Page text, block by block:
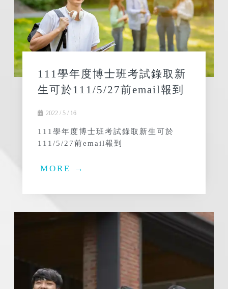
111學年度博士班考試錄取新
生可於111/5/27前email報到
2022 / 5 / 16
111學年度博士班考試錄取新生可於
111/5/27前email報到
MORE →